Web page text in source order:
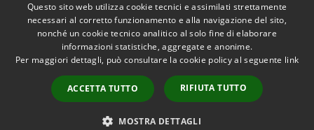
EUROPEI - Programma
Operativo FESR Sicilia
2014 - 2020 Agenda
Urbana ITI "Palermo -
Bagheria"
Questo sito web utilizza cookie tecnici e assimilati strettamente
necessari al corretto funzionamento e alla navigazione del sito,
nonché un cookie tecnico analitico al solo fine di elaborare
informazioni statistiche, aggregate e anonime.
Per maggiori dettagli, può consultare la cookie policy al seguente link
ACCETTA TUTTO RIFIUTA TUTTO
MOSTRA DETTAGLI